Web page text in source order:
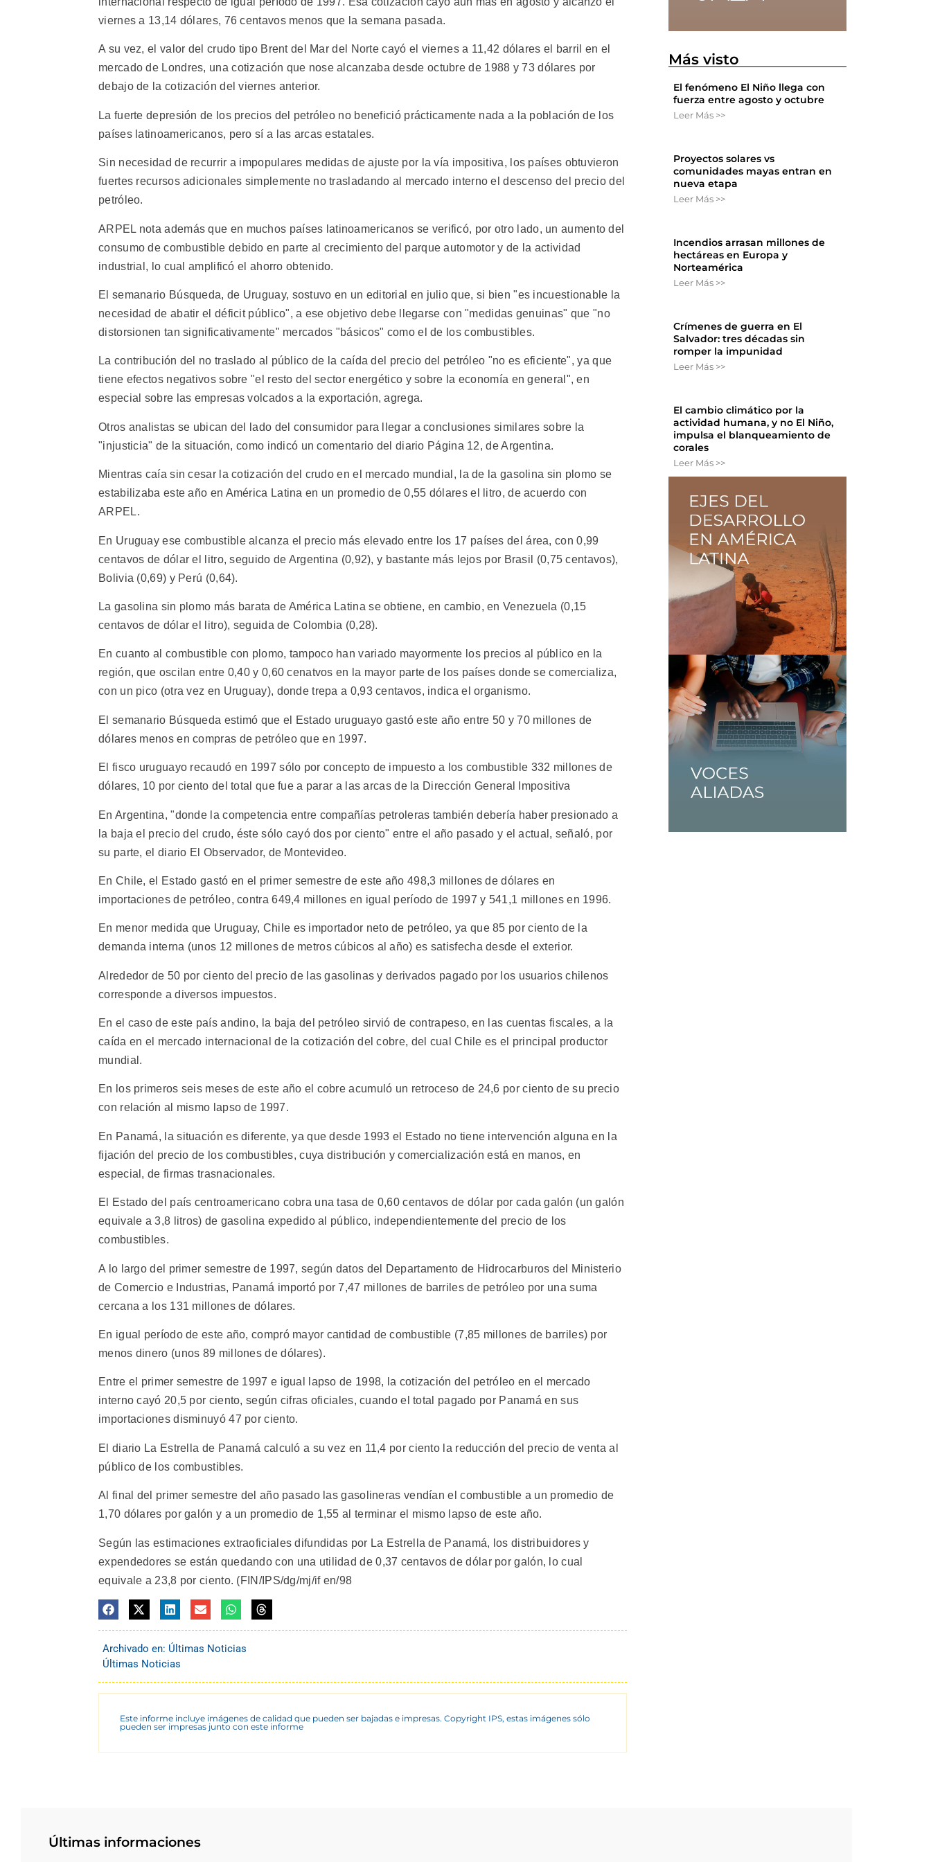
viernes a 13,14 dólares, 76 centavos menos que la semana pasada.
A su vez, el valor del crudo tipo Brent del Mar del Norte cayó el viernes a 11,42 dólares el barril en el
mercado de Londres, una cotización que nose alcanzaba desde octubre de 1988 y 73 dólares por
debajo de la cotización del viernes anterior.
La fuerte depresión de los precios del petróleo no benefició prácticamente nada a la población de los
países latinoamericanos, pero sí a las arcas estatales.
Sin necesidad de recurrir a impopulares medidas de ajuste por la vía impositiva, los países obtuvieron
fuertes recursos adicionales simplemente no trasladando al mercado interno el descenso del precio del
petróleo.
ARPEL nota además que en muchos países latinoamericanos se verificó, por otro lado, un aumento del
consumo de combustible debido en parte al crecimiento del parque automotor y de la actividad
industrial, lo cual amplificó el ahorro obtenido.
El semanario Búsqueda, de Uruguay, sostuvo en un editorial en julio que, si bien "es incuestionable la
necesidad de abatir el déficit público", a ese objetivo debe llegarse con "medidas genuinas" que "no
distorsionen tan significativamente" mercados "básicos" como el de los combustibles.
La contribución del no traslado al público de la caída del precio del petróleo "no es eficiente", ya que
tiene efectos negativos sobre "el resto del sector energético y sobre la economía en general", en
especial sobre las empresas volcados a la exportación, agrega.
Otros analistas se ubican del lado del consumidor para llegar a conclusiones similares sobre la
"injusticia" de la situación, como indicó un comentario del diario Página 12, de Argentina.
Mientras caía sin cesar la cotización del crudo en el mercado mundial, la de la gasolina sin plomo se
estabilizaba este año en América Latina en un promedio de 0,55 dólares el litro, de acuerdo con
ARPEL.
En Uruguay ese combustible alcanza el precio más elevado entre los 17 países del área, con 0,99
centavos de dólar el litro, seguido de Argentina (0,92), y bastante más lejos por Brasil (0,75 centavos),
Bolivia (0,69) y Perú (0,64).
La gasolina sin plomo más barata de América Latina se obtiene, en cambio, en Venezuela (0,15
centavos de dólar el litro), seguida de Colombia (0,28).
En cuanto al combustible con plomo, tampoco han variado mayormente los precios al público en la
región, que oscilan entre 0,40 y 0,60 cenatvos en la mayor parte de los países donde se comercializa,
con un pico (otra vez en Uruguay), donde trepa a 0,93 centavos, indica el organismo.
El semanario Búsqueda estimó que el Estado uruguayo gastó este año entre 50 y 70 millones de
dólares menos en compras de petróleo que en 1997.
El fisco uruguayo recaudó en 1997 sólo por concepto de impuesto a los combustible 332 millones de
dólares, 10 por ciento del total que fue a parar a las arcas de la Dirección General Impositiva
En Argentina, "donde la competencia entre compañías petroleras también debería haber presionado a
la baja el precio del crudo, éste sólo cayó dos por ciento" entre el año pasado y el actual, señaló, por
su parte, el diario El Observador, de Montevideo.
En Chile, el Estado gastó en el primer semestre de este año 498,3 millones de dólares en
importaciones de petróleo, contra 649,4 millones en igual período de 1997 y 541,1 millones en 1996.
En menor medida que Uruguay, Chile es importador neto de petróleo, ya que 85 por ciento de la
demanda interna (unos 12 millones de metros cúbicos al año) es satisfecha desde el exterior.
Alrededor de 50 por ciento del precio de las gasolinas y derivados pagado por los usuarios chilenos
corresponde a diversos impuestos.
En el caso de este país andino, la baja del petróleo sirvió de contrapeso, en las cuentas fiscales, a la
caída en el mercado internacional de la cotización del cobre, del cual Chile es el principal productor
mundial.
En los primeros seis meses de este año el cobre acumuló un retroceso de 24,6 por ciento de su precio
con relación al mismo lapso de 1997.
En Panamá, la situación es diferente, ya que desde 1993 el Estado no tiene intervención alguna en la
fijación del precio de los combustibles, cuya distribución y comercialización está en manos, en
especial, de firmas trasnacionales.
El Estado del país centroamericano cobra una tasa de 0,60 centavos de dólar por cada galón (un galón
equivale a 3,8 litros) de gasolina expedido al público, independientemente del precio de los
combustibles.
A lo largo del primer semestre de 1997, según datos del Departamento de Hidrocarburos del Ministerio
de Comercio e Industrias, Panamá importó por 7,47 millones de barriles de petróleo por una suma
cercana a los 131 millones de dólares.
En igual período de este año, compró mayor cantidad de combustible (7,85 millones de barriles) por
menos dinero (unos 89 millones de dólares).
Entre el primer semestre de 1997 e igual lapso de 1998, la cotización del petróleo en el mercado
interno cayó 20,5 por ciento, según cifras oficiales, cuando el total pagado por Panamá en sus
importaciones disminuyó 47 por ciento.
El diario La Estrella de Panamá calculó a su vez en 11,4 por ciento la reducción del precio de venta al
público de los combustibles.
Al final del primer semestre del año pasado las gasolineras vendían el combustible a un promedio de
1,70 dólares por galón y a un promedio de 1,55 al terminar el mismo lapso de este año.
Según las estimaciones extraoficiales difundidas por La Estrella de Panamá, los distribuidores y
expendedores se están quedando con una utilidad de 0,37 centavos de dólar por galón, lo cual
equivale a 23,8 por ciento. (FIN/IPS/dg/mj/if en/98
Archivado en: Últimas Noticias
Últimas Noticias
Este informe incluye imágenes de calidad que pueden ser bajadas e impresas. Copyright IPS, estas imágenes sólo
pueden ser impresas junto con este informe
Más visto
El fenómeno El Niño llega con
fuerza entre agosto y octubre
Leer Más >>
Proyectos solares vs
comunidades mayas entran en
nueva etapa
Leer Más >>
Incendios arrasan millones de
hectáreas en Europa y
Norteamérica
Leer Más >>
Crímenes de guerra en El
Salvador: tres décadas sin
romper la impunidad
Leer Más >>
El cambio climático por la
actividad humana, y no El Niño,
impulsa el blanqueamiento de
corales
Leer Más >>
Últimas informaciones